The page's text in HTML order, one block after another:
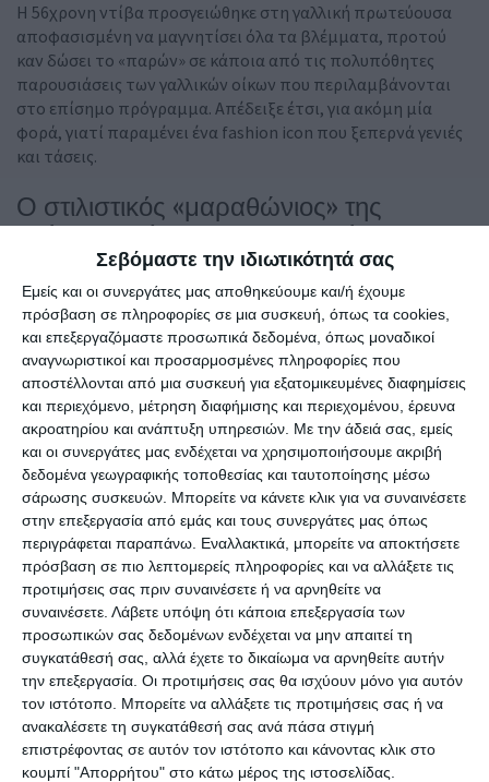
Σεβόμαστε την ιδιωτικότητά σας
Εμείς και οι συνεργάτες μας αποθηκεύουμε και/ή έχουμε
πρόσβαση σε πληροφορίες σε μια συσκευή, όπως τα cookies,
και επεξεργαζόμαστε προσωπικά δεδομένα, όπως μοναδικοί
αναγνωριστικοί και προσαρμοσμένες πληροφορίες που
αποστέλλονται από μια συσκευή για εξατομικευμένες διαφημίσεις
και περιεχόμενο, μέτρηση διαφήμισης και περιεχομένου, έρευνα
ακροατηρίου και ανάπτυξη υπηρεσιών. Με την άδειά σας, εμείς
και οι συνεργάτες μας ενδέχεται να χρησιμοποιήσουμε ακριβή
δεδομένα γεωγραφικής τοποθεσίας και ταυτοποίησης μέσω
σάρωσης συσκευών. Μπορείτε να κάνετε κλικ για να συναινέσετε
στην επεξεργασία από εμάς και τους συνεργάτες μας όπως
περιγράφεται παραπάνω. Εναλλακτικά, μπορείτε να αποκτήσετε
πρόσβαση σε πιο λεπτομερείς πληροφορίες και να αλλάξετε τις
προτιμήσεις σας πριν συναινέσετε ή να αρνηθείτε να
συναινέσετε. Λάβετε υπόψη ότι κάποια επεξεργασία των
προσωπικών σας δεδομένων ενδέχεται να μην απαιτεί τη
συγκατάθεσή σας, αλλά έχετε το δικαίωμα να αρνηθείτε αυτήν
την επεξεργασία. Οι προτιμήσεις σας θα ισχύουν μόνο για αυτόν
τον ιστότοπο. Μπορείτε να αλλάξετε τις προτιμήσεις σας ή να
ανακαλέσετε τη συγκατάθεσή σας ανά πάσα στιγμή
επιστρέφοντας σε αυτόν τον ιστότοπο και κάνοντας κλικ στο
κουμπί "Απορρήτου" στο κάτω μέρος της ιστοσελίδας.
Η 56χρονη ντίβα προσγειώθηκε στη γαλλική πρωτεύουσα
αποφασισμένη να μαγνητίσει όλα τα βλέμματα, προτού
καν δώσει το «παρών» σε κάποια από τις πολυπόθητες
παρουσιάσεις των γαλλικών οίκων που περιλαμβάνονται
στο επίσημο πρόγραμμα. Απέδειξε έτσι, για ακόμη μία
φορά, γιατί παραμένει ένα fashion icon που ξεπερνά γενιές
και τάσεις.
Ο στιλιστικός «μαραθώνιος» της
Τζένιφερ Λόπεζ στην Εβδομάδα
Υψηλής Ραπτικής στο Παρίσι
Μετά από ένα θυελλώδες Σαββατοκύριακο, κατά το οποίο
κατάφερε να αιφνιδιάσει τους πάντες εμφανιζόμενη ως
καλεσμένη στον πολυαναμενόμενο γάμο της Τέιλορ
Σουίφτ, που πραγματοποιήθηκε στο Madison Square
Garden της Νέας Υόρκης, η J.Lo πέρασε στην άλλη πλευρά
του Ατλαντικού για να βουτήξει κατευθείαν στην υψηλή
κομψότητα της Εβδομάδας Μόδας Υψηλής Ραπτικής στο
Παρίσι.
Η παρουσία της στην Πόλη του Φωτός μοιάζει σχεδόν με
ένα προσωπικό fashion show. Μέσα σε μόλις 48 ώρες, η
τραγουδίστρια και ηθοποιός παρουσίασε τρία εντελώς
διαφορετικά looks, όλα εξίσου δυναμικά και εντυπωσιακά.
Η αρχή έγινε τη Δευτέρα 6 Ιουλίου, την πρώτη ημέρα της
στο Παρίσι. Κατά την άφιξή της στο ξενοδοχείο της, η
Λόπεζ έκανε απολύτως σαφείς τις προθέσεις της,
επιλέγοντας υφή, όγκο και θεατρικότητα. Εμφανίστηκε με
ένα εντυπωσιακό, ογκώδες jacket καλυμμένο με λευκά
φτερά, από τη συλλογή Φθινόπωρο/Χειμώνας 2026 του
Michael Kors, που την τύλιγε σαν σύννεφο.